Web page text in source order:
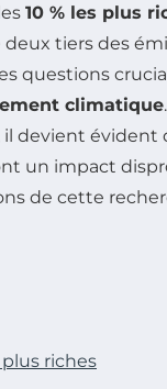
10 % les plus
tiers des
questions
climatique
devient
un impact
de cette
riches